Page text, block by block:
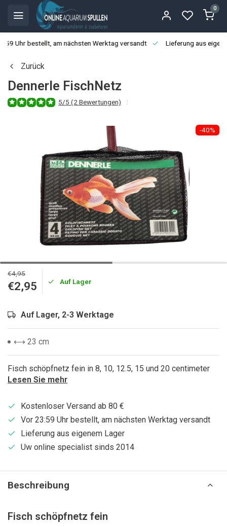
0
Uhr bestellt, am nächsten Werktag versandt Lieferung aus
Zurück
Dennerle FischNetz
5/5 (2 Bewertungen)
-40%
€4,95
€2,95 Auf Lager
Auf Lager, 2-3 Werktage
⟷ 23 cm
Fisch schöpfnetz fein in 8, 10, 12.5, 15 und 20 centimeter
Lesen Sie mehr
Kostenloser Versand ab 80 €
Vor 23:59 Uhr bestellt, am nächsten Werktag versandt
Lieferung aus eigenem Lager
Uw online specialist sinds 2014
Beschreibung
Fisch schöpfnetz fein